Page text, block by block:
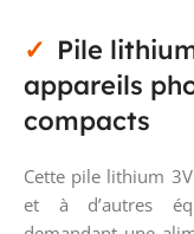
Pile
appareils
compacts
Cette pile lithium
et à d’autres